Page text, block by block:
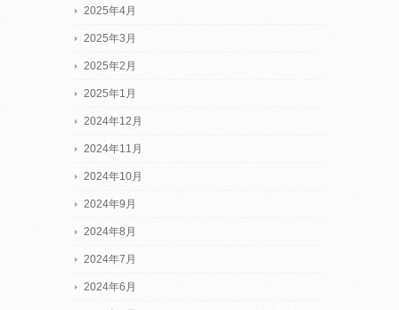
2025年4月
2025年3月
2025年2月
2025年1月
2024年12月
2024年11月
2024年10月
2024年9月
2024年8月
2024年7月
2024年6月